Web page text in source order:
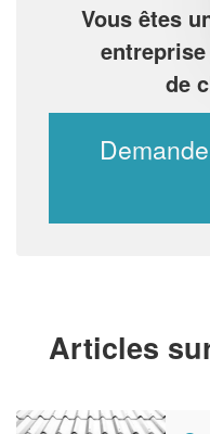
Vous êtes
de
Articles